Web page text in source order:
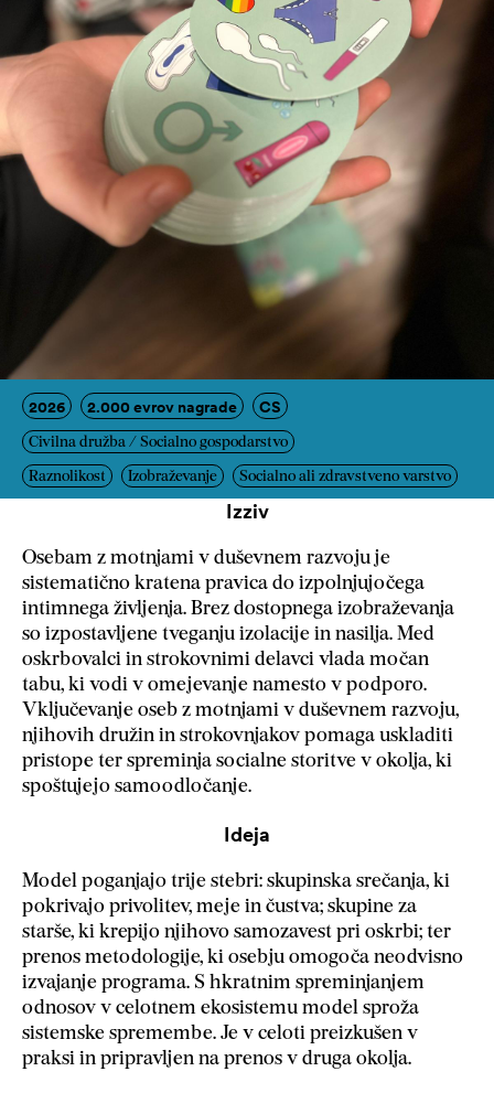
2026 2.000 evrov nagrade CS
Civilna družba / Socialno gospodarstvo
Raznolikost Izobraževanje Socialno ali zdravstveno varstvo
Izziv
Osebam z motnjami v duševnem razvoju je
sistematično kratena pravica do izpolnjujočega
intimnega življenja. Brez dostopnega izobraževanja
so izpostavljene tveganju izolacije in nasilja. Med
oskrbovalci in strokovnimi delavci vlada močan
tabu, ki vodi v omejevanje namesto v podporo.
Vključevanje oseb z motnjami v duševnem razvoju,
njihovih družin in strokovnjakov pomaga uskladiti
pristope ter spreminja socialne storitve v okolja, ki
spoštujejo samoodločanje.
Ideja
Model poganjajo trije stebri: skupinska srečanja, ki
pokrivajo privolitev, meje in čustva; skupine za
starše, ki krepijo njihovo samozavest pri oskrbi; ter
prenos metodologije, ki osebju omogoča neodvisno
izvajanje programa. S hkratnim spreminjanjem
odnosov v celotnem ekosistemu model sproža
sistemske spremembe. Je v celoti preizkušen v
praksi in pripravljen na prenos v druga okolja.